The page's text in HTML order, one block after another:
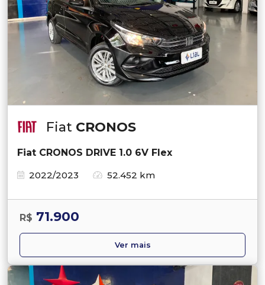
Fiat CRONOS
Fiat CRONOS DRIVE 1.0 6V Flex
2022/2023
52.452 km
R$ 71.900
Ver mais